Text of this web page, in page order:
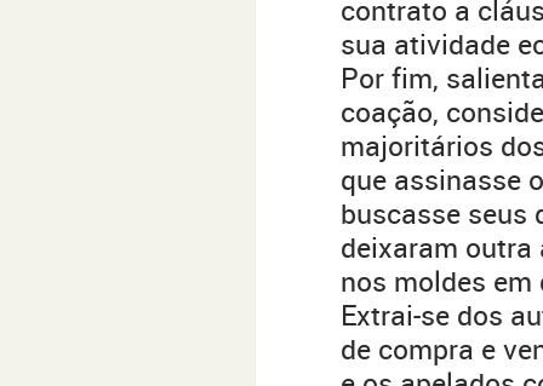
contrato a
sua atividade
Por fim,
coação,
majoritários
que assinasse
buscasse seus
deixaram outra
nos moldes
Extrai-se dos
de compra e